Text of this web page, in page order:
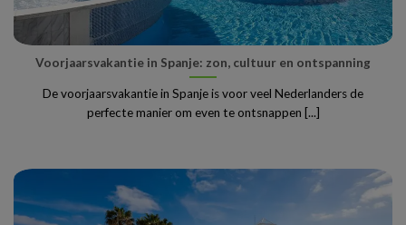
Voorjaarsvakantie in Spanje: zon, cultuur en ontspanning
De voorjaarsvakantie in Spanje is voor veel Nederlanders de
perfecte manier om even te ontsnappen [...]